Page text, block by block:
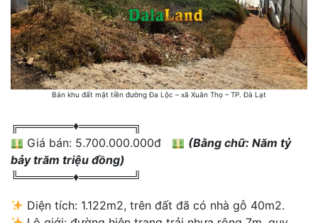
Bán khu đất mặt tiền đường Đa Lộc – xã Xuân Thọ – TP. Đà Lạt
╔═══════♦️═══════╗
Giá bán: 5.700.000.000đ
(Bằng chữ: Năm tỷ
bảy trăm triệu đồng)
╚═══════♦️═══════╝
Diện tích: 1.122m2, trên đất đã có nhà gỗ 40m2.